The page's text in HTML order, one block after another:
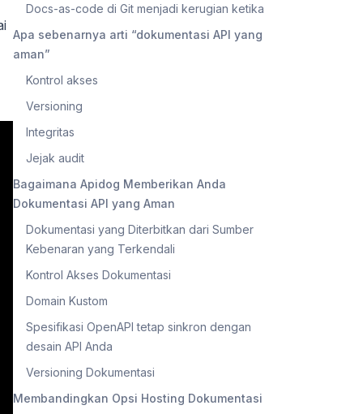
Docs-as-code di Git menjadi kerugian ketika
Apa sebenarnya arti “dokumentasi API yang
aman”
Kontrol akses
Versioning
Integritas
Jejak audit
Bagaimana Apidog Memberikan Anda
Dokumentasi API yang Aman
Dokumentasi yang Diterbitkan dari Sumber
Kebenaran yang Terkendali
Kontrol Akses Dokumentasi
Domain Kustom
Spesifikasi OpenAPI tetap sinkron dengan
desain API Anda
Versioning Dokumentasi
Membandingkan Opsi Hosting Dokumentasi